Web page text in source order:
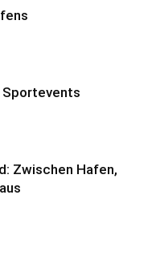
Sportevents
Zwischen Hafen,